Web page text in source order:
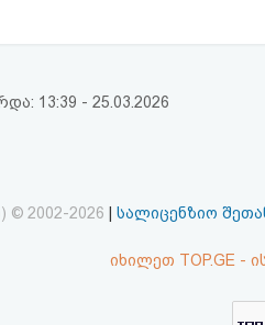
13:39 - 25.03.2026
© 2002-2026 სალიცენზიო
იხილეთ TOP.GE -